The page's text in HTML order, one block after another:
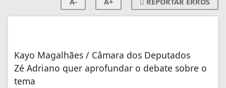
Kayo Magalhães / Câmara dos Deputados
Zé Adriano quer aprofundar o debate sobre o
tema